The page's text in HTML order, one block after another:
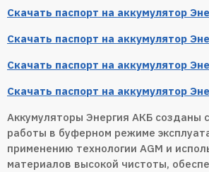
Скачать паспорт на аккумулятор
Скачать паспорт на аккумулятор
Скачать паспорт на аккумулятор
Скачать паспорт на аккумулятор
Аккумуляторы Энергия АКБ созданы
работы в буферном режиме
применению технологии AGM и
материалов высокой чистоты,